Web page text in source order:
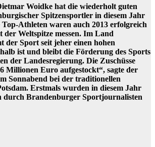
Woidke hat die wiederholt guten
Spitzensportler in diesem Jahr
Athleten waren auch 2013 erfolgreich
der Weltspitze messen. Im Land
der Sport seit jeher einen hohen
ist und bleibt die Förderung des Sports
der Landesregierung. Die Zuschüsse
Millionen Euro aufgestockt“, sagte der
Sonnabend bei der traditionellen
Erstmals wurden in diesem Jahr
durch Brandenburger Sportjournalisten